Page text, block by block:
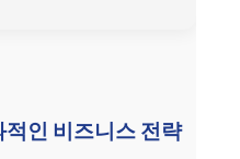
인 비즈니스 전략